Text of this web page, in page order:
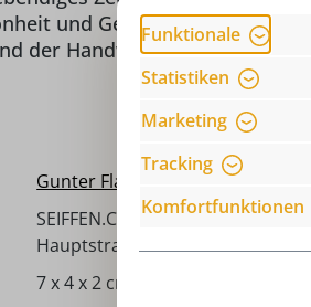
und Geschichte des
der Handwerkskunst dieses
Gunter Flath
SEIFFEN.COM by Nestler GmbH,
Hauptstraße 132, 09548 Seiffen,
7 x 4 x 2 cm
Funktionale
Statistiken
Marketing
Tracking
Komfortfunktionen